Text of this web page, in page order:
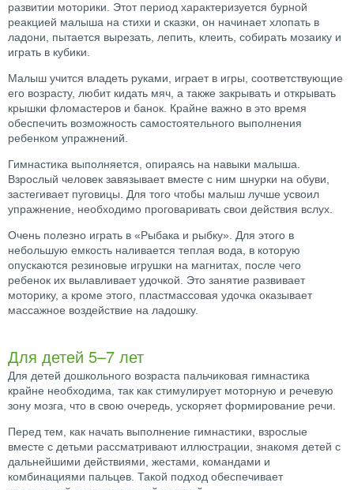
развитии моторики. Этот период характеризуется бурной
реакцией малыша на стихи и сказки, он начинает хлопать в
ладони, пытается вырезать, лепить, клеить, собирать мозаику и
играть в кубики.
Малыш учится владеть руками, играет в игры, соответствующие
его возрасту, любит кидать мяч, а также закрывать и открывать
крышки фломастеров и банок. Крайне важно в это время
обеспечить возможность самостоятельного выполнения
ребенком упражнений.
Гимнастика выполняется, опираясь на навыки малыша.
Взрослый человек завязывает вместе с ним шнурки на обуви,
застегивает пуговицы. Для того чтобы малыш лучше усвоил
упражнение, необходимо проговаривать свои действия вслух.
Очень полезно играть в «Рыбака и рыбку». Для этого в
небольшую емкость наливается теплая вода, в которую
опускаются резиновые игрушки на магнитах, после чего
ребенок их вылавливает удочкой. Это занятие развивает
моторику, а кроме этого, пластмассовая удочка оказывает
массажное воздействие на ладошку.
Для детей 5–7 лет
Для детей дошкольного возраста пальчиковая гимнастика
крайне необходима, так как стимулирует моторную и речевую
зону мозга, что в свою очередь, ускоряет формирование речи.
Перед тем, как начать выполнение гимнастики, взрослые
вместе с детьми рассматривают иллюстрации, знакомя детей с
дальнейшими действиями, жестами, командами и
комбинациями пальцев. Такой подход обеспечивает